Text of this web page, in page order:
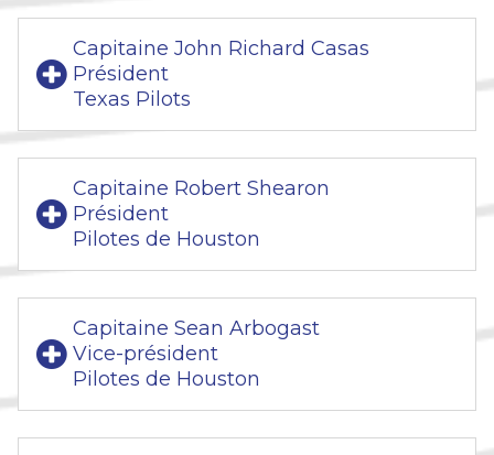
Capitaine John Richard Casas
Président
Texas Pilots
Capitaine Robert Shearon
Président
Pilotes de Houston
Capitaine Sean Arbogast
Vice-président
Pilotes de Houston